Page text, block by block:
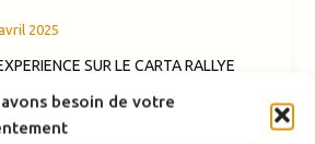
besoin de votre
2025
SUR LE CARTA RALLYE